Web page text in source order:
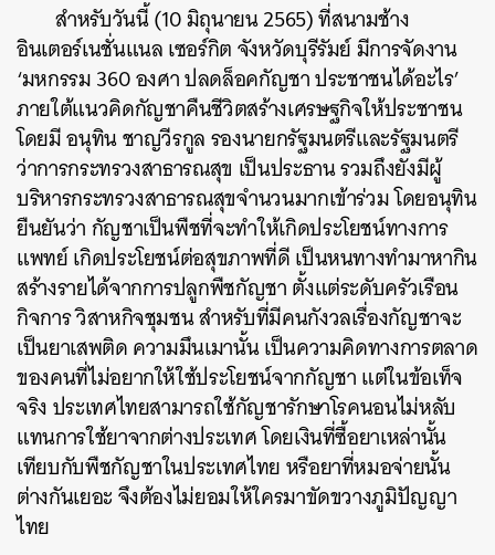
สำหรับวันนี้ (10 มิถุนายน 2565) ที่สนามช้าง
อินเตอร์เนชั่นแนล เซอร์กิต จังหวัดบุรีรัมย์ มีการจัดงาน
‘มหกรรม 360 องศา ปลดล็อคกัญชา ประชาชนได้อะไร’
ภายใต้แนวคิดกัญชาคืนชีวิตสร้างเศรษฐกิจให้ประชาชน
โดยมี อนุทิน ชาญวีรกูล รองนายกรัฐมนตรีและรัฐมนตรี
ว่าการกระทรวงสาธารณสุข เป็นประธาน รวมถึงยังมีผู้
บริหารกระทรวงสาธารณสุขจำนวนมากเข้าร่วม โดยอนุทิน
ยืนยันว่า กัญชาเป็นพืชที่จะทำให้เกิดประโยชน์ทางการ
แพทย์ เกิดประโยชน์ต่อสุขภาพที่ดี เป็นหนทางทำมาหากิน
สร้างรายได้จากการปลูกพืชกัญชา ตั้งแต่ระดับครัวเรือน
กิจการ วิสาหกิจชุมชน สำหรับที่มีคนกังวลเรื่องกัญชาจะ
เป็นยาเสพติด ความมึนเมานั้น เป็นความคิดทางการตลาด
ของคนที่ไม่อยากให้ใช้ประโยชน์จากกัญชา แต่ในข้อเท็จ
จริง ประเทศไทยสามารถใช้กัญชารักษาโรคนอนไม่หลับ
แทนการใช้ยาจากต่างประเทศ โดยเงินที่ซื้อยาเหล่านั้น
เทียบกับพืชกัญชาในประเทศไทย หรือยาที่หมอจ่ายนั้น
ต่างกันเยอะ จึงต้องไม่ยอมให้ใครมาขัดขวางภูมิปัญญา
ไทย